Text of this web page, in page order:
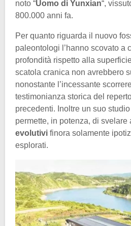
noto “Uomo di Yunxian“,
800.000 anni fa.
Per quanto riguarda il nuovo
paleontologi l’hanno scovato a
profondità rispetto alla
scatola cranica non avrebbero
nonostante l’incessante
testimonianza storica del
precedenti. Inoltre un suo
permette, in potenza, di svelare
evolutivi finora solamente
esplorati.